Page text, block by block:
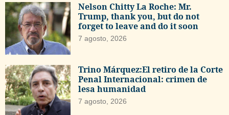
Nelson Chitty La Roche: Mr.
Trump, thank you, but do not
forget to leave and do it soon
7 agosto, 2026
Trino Márquez:El retiro de la Corte
Penal Internacional: crimen de
lesa humanidad
7 agosto, 2026